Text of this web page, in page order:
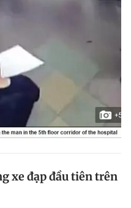
360
Bạn cần biết
xe đạp đầu tiên trên